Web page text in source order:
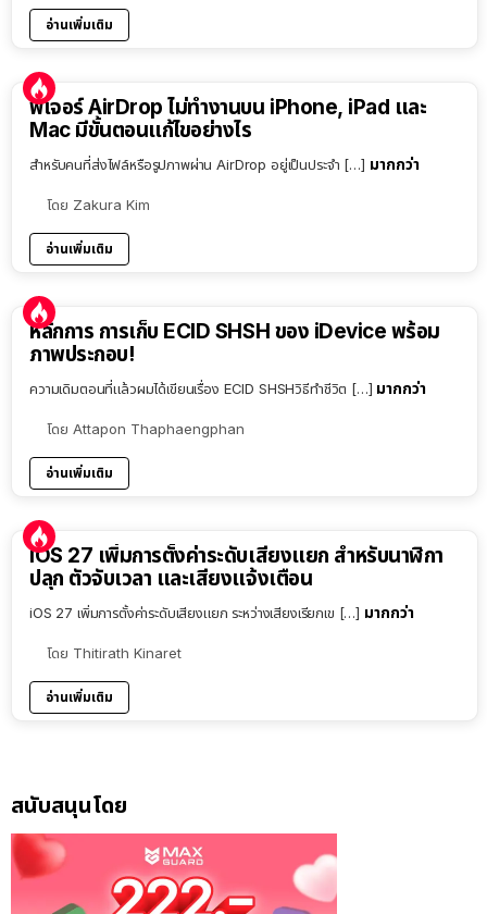
อ่านเพิ่มเติม
ฟีเจอร์ AirDrop ไม่ทำงานบน iPhone, iPad และ
Mac มีขั้นตอนแก้ไขอย่างไร
สำหรับคนที่ส่งไฟล์หรือรูปภาพผ่าน AirDrop อยู่เป็นประจำ […] มากกว่า
โดย Zakura Kim
อ่านเพิ่มเติม
หลักการ การเก็บ ECID SHSH ของ iDevice พร้อม
ภาพประกอบ!
ความเดิมตอนที่แล้วผมได้เขียนเรื่อง ECID SHSHวิธีทำชีวิต […] มากกว่า
โดย Attapon Thaphaengphan
อ่านเพิ่มเติม
iOS 27 เพิ่มการตั้งค่าระดับเสียงแยก สำหรับนาฬิกา
ปลุก ตัวจับเวลา และเสียงแจ้งเตือน
iOS 27 เพิ่มการตั้งค่าระดับเสียงแยก ระหว่างเสียงเรียกเข […] มากกว่า
โดย Thitirath Kinaret
อ่านเพิ่มเติม
สนับสนุนโดย